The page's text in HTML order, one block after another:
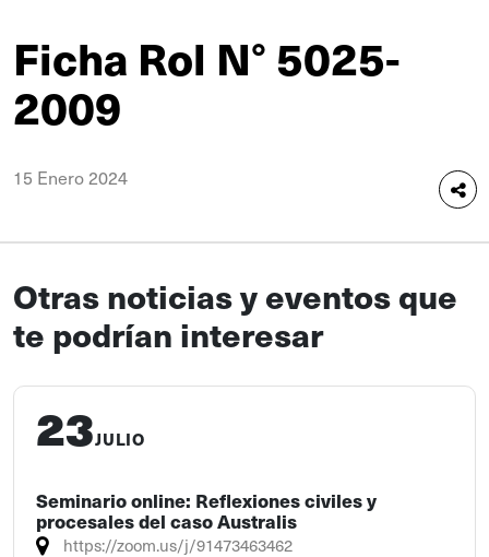
Ficha Rol N° 5025-
2009
15 Enero 2024
Otras noticias y eventos que
te podrían interesar
23JULIO
Seminario online: Reflexiones civiles y
procesales del caso Australis
https://zoom.us/j/91473463462